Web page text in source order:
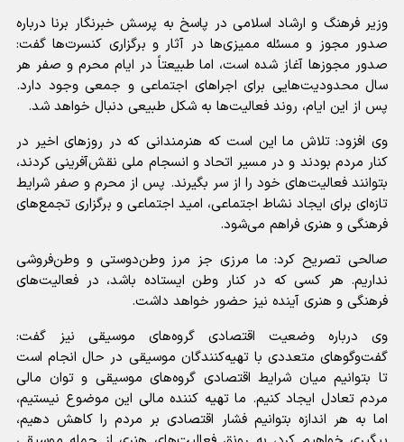
وزیر فرهنگ و ارشاد اسلامی در پاسخ به پرسش خبرنگار برنا درباره
صدور مجوز و مسئله ممیزی‌ها در آثار و برگزاری کنسرت‌ها گفت:
صدور مجوز‌ها آغاز شده است، اما طبیعتاً در ایام محرم و صفر هر
سال محدودیت‌هایی برای اجرا‌های اجتماعی و جمعی وجود دارد.
پس از این ایام، روند فعالیت‌ها به شکل طبیعی دنبال خواهد شد.
وی افزود: تلاش ما این است که هنرمندانی که در روز‌های اخیر در
کنار مردم بودند و در مسیر اتحاد و انسجام ملی نقش‌آفرینی کردند،
بتوانند فعالیت‌های خود را از سر بگیرند. پس از محرم و صفر شرایط
تازه‌ای برای ایجاد نشاط اجتماعی، امید اجتماعی و برگزاری تجمع‌های
فرهنگی و هنری فراهم می‌شود.
صالحی تصریح کرد: ما مرزی جز مرز وطن‌دوستی و وطن‌فروشی
نداریم. هر کسی که در کنار وطن ایستاده باشد، در فعالیت‌های
فرهنگی و هنری آینده نیز حضور خواهد داشت.
وی درباره وضعیت اقتصادی گروه‌های موسیقی نیز گفت:
گفت‌و‌گو‌های متعددی با تهیه‌کنندگان موسیقی در حال انجام است
تا بتوانیم میان شرایط اقتصادی گروه‌های موسیقی و توان مالی
مردم تعادل ایجاد کنیم. ما تهیه کننده مالی این موضوع نیستیم،
اما به هر اندازه بتوانیم فشار اقتصادی بر مردم را کاهش دهیم،